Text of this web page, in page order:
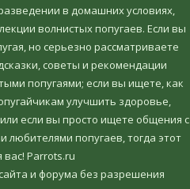
в домашних условиях,
волнистых попугаев. Если вы
но серьезно рассматриваете
советы и рекомендации
попугаями; если вы ищете, как
улучшить здоровье,
если вы просто ищете общения с
попугаев, тогда этот
вас! Parrots.ru
и форума без разрешения